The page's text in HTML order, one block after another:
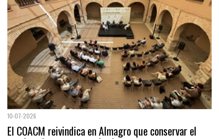
10-07-2026
El COACM reivindica en Almagro que conservar el